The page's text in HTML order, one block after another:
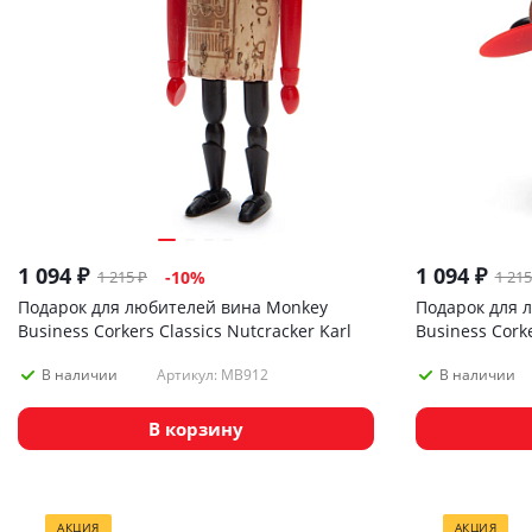
1 094 ₽ 1 215₽ -10%
Подарок для любителей вина Monkey
Business Corkers Classics Nutcracker Karl
В наличии Артикул: MB912
В корзину
1 094₽ 1 215
Подарок для
Business
В наличии
АКЦИЯ АКЦИЯ